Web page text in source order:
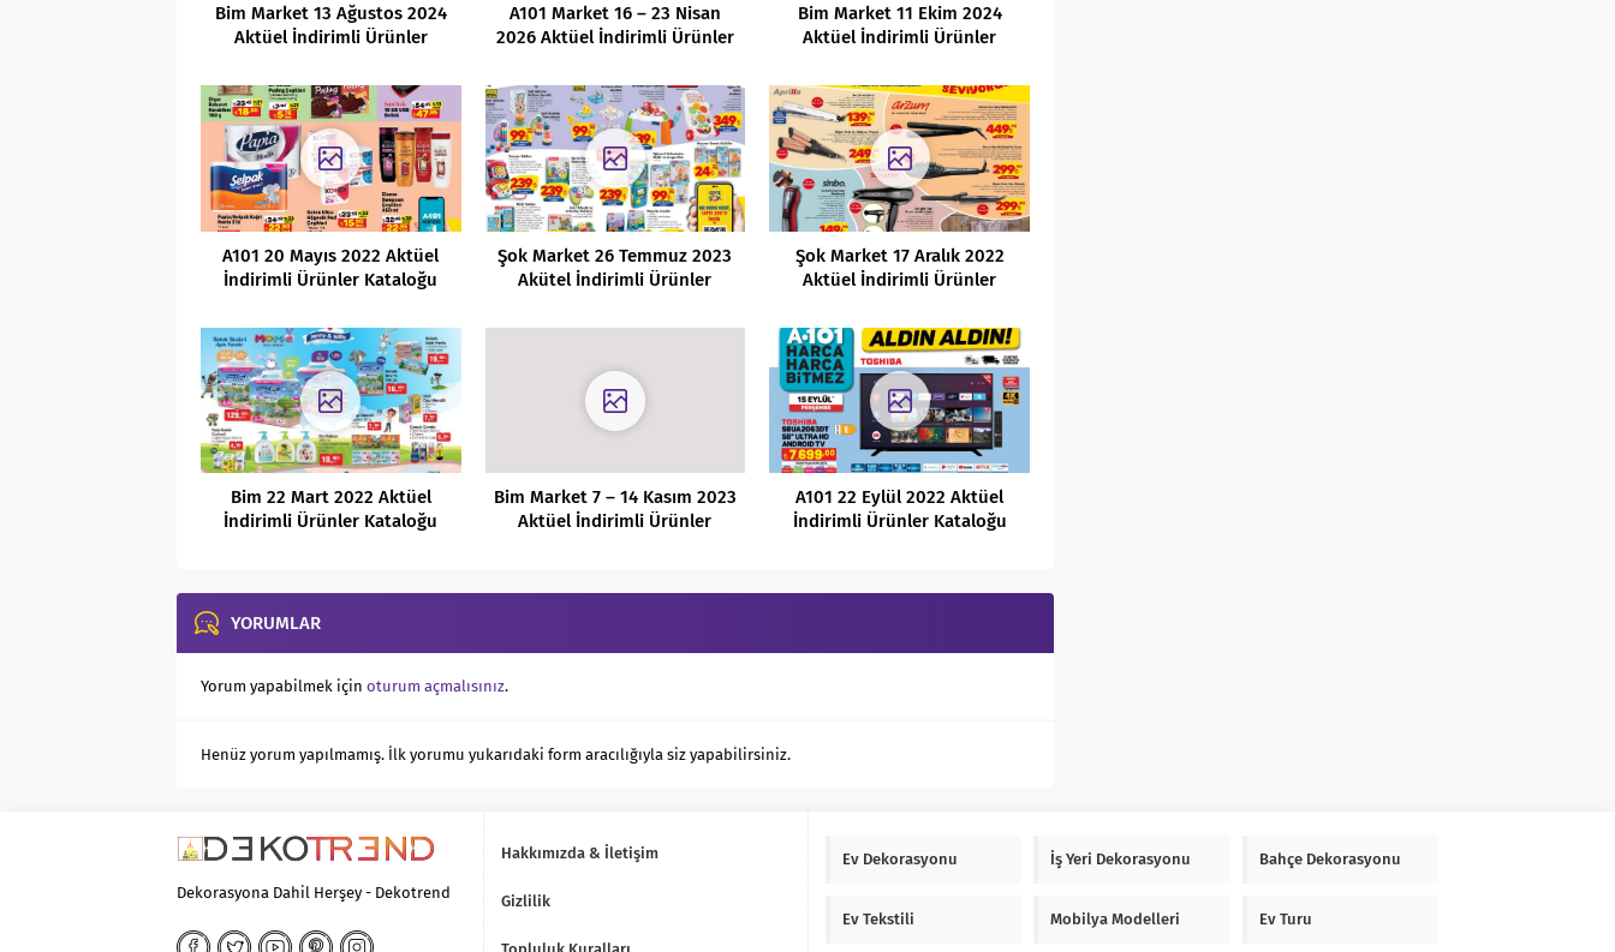
Bim Market 13 Ağustos 2024
Aktüel İndirimli Ürünler
A101 Market 16 – 23 Nisan
2026 Aktüel İndirimli Ürünler
Bim Market 11 Ekim 2024
Aktüel İndirimli Ürünler
A101 20 Mayıs 2022 Aktüel
İndirimli Ürünler Kataloğu
Şok Market 26 Temmuz 2023
Akütel İndirimli Ürünler
Şok Market 17 Aralık 2022
Aktüel İndirimli Ürünler
Bim 22 Mart 2022 Aktüel
İndirimli Ürünler Kataloğu
Bim Market 7 – 14 Kasım 2023
Aktüel İndirimli Ürünler
A101 22 Eylül 2022 Aktüel
İndirimli Ürünler Kataloğu
YORUMLAR
Yorum yapabilmek için oturum açmalısınız.
Henüz yorum yapılmamış. İlk yorumu yukarıdaki form aracılığıyla siz yapabilirsiniz.
Dekorasyona Dahil Herşey - Dekotrend
Hakkımızda & İletişim
Gizlilik
Ev Dekorasyonu İş Yeri Dekorasyonu Bahçe Dekorasyonu
Ev Tekstili Mobilya Modelleri Ev Turu